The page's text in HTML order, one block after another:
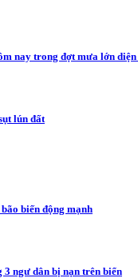
nay trong đợt mưa lớn
lún đất
biến động mạnh
3 ngư dân bị nạn trên biển